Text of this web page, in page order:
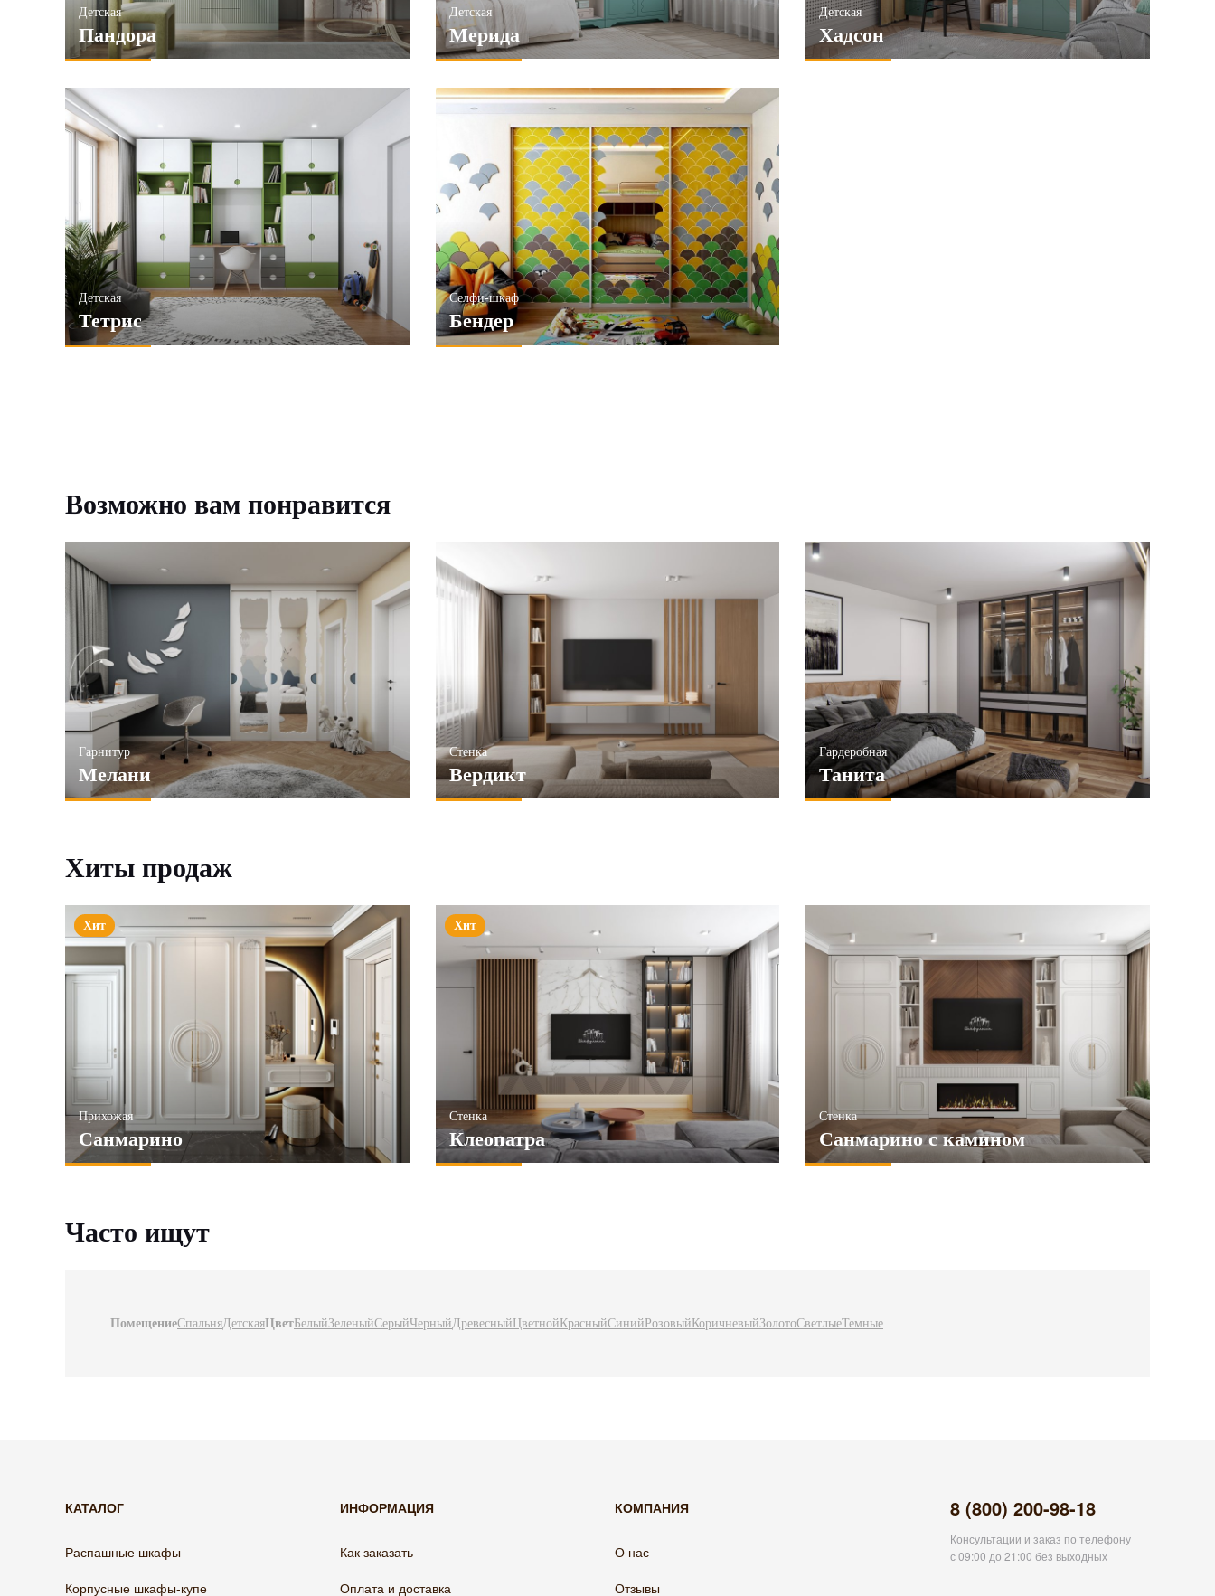
Часто ищут
ПомещениеСпальняДетскаяЦветБелыйЗеленыйСерыйЧерныйДревесныйЦветнойКрасныйСинийРозовыйКоричневыйЗолотоСветлыеТемные
Детская
Пандора
Детская
Мерида
Детская
Хадсон
Детская
Тетрис
Селфи-шкаф
Бендер
Возможно вам понравится
Гарнитур
Мелани
Стенка
Вердикт
Гардеробная
Танита
Хиты продаж
Хит
Прихожая
Санмарино
Хит
Стенка
Клеопатра
Стенка
Санмарино с камином
КАТАЛОГ
Распашные шкафы
Корпусные шкафы-купе
ИНФОРМАЦИЯ
Как заказать
Оплата и доставка
КОМПАНИЯ
О нас
Отзывы
8 (800) 200-98-18
Консультации и заказ по телефону
с 09:00 до 21:00 без выходных